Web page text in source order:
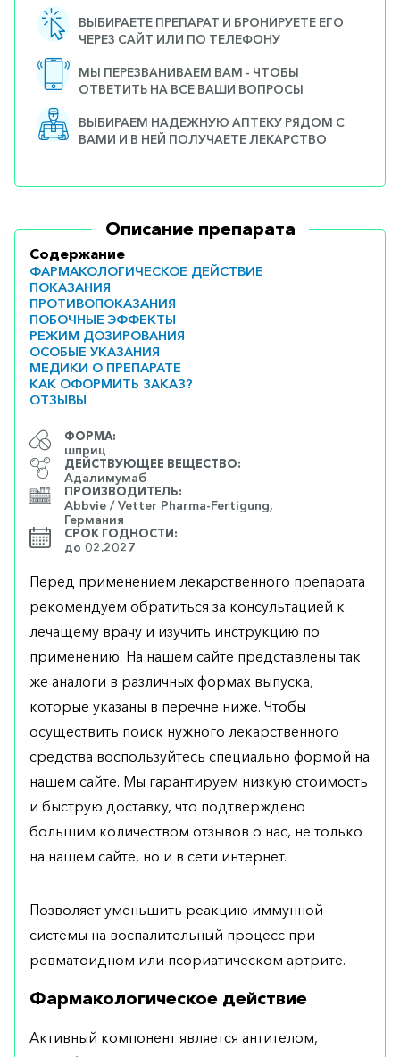
ВЫБИРАЕТЕ ПРЕПАРАТ И БРОНИРУЕТЕ ЕГО
ЧЕРЕЗ САЙТ ИЛИ ПО ТЕЛЕФОНУ
МЫ ПЕРЕЗВАНИВАЕМ ВАМ - ЧТОБЫ
ОТВЕТИТЬ НА ВСЕ ВАШИ ВОПРОСЫ
ВЫБИРАЕМ НАДЕЖНУЮ АПТЕКУ РЯДОМ С
ВАМИ И В НЕЙ ПОЛУЧАЕТЕ ЛЕКАРСТВО
Описание препарата
Содержание
ФАРМАКОЛОГИЧЕСКОЕ ДЕЙСТВИЕ
ПОКАЗАНИЯ
ПРОТИВОПОКАЗАНИЯ
ПОБОЧНЫЕ ЭФФЕКТЫ
РЕЖИМ ДОЗИРОВАНИЯ
ОСОБЫЕ УКАЗАНИЯ
МЕДИКИ О ПРЕПАРАТЕ
КАК ОФОРМИТЬ ЗАКАЗ?
ОТЗЫВЫ
ФОРМА:
шприц
ДЕЙСТВУЮЩЕЕ ВЕЩЕСТВО:
Адалимумаб
ПРОИЗВОДИТЕЛЬ:
Abbvie / Vetter Pharma-Fertigung,
Германия
СРОК ГОДНОСТИ:
до 02.2027
Перед применением лекарственного препарата
рекомендуем обратиться за консультацией к
лечащему врачу и изучить инструкцию по
применению. На нашем сайте представлены так
же аналоги в различных формах выпуска,
которые указаны в перечне ниже. Чтобы
осуществить поиск нужного лекарственного
средства воспользуйтесь специально формой на
нашем сайте. Мы гарантируем низкую стоимость
и быструю доставку, что подтверждено
большим количеством отзывов о нас, не только
на нашем сайте, но и в сети интернет.
Позволяет уменьшить реакцию иммунной
системы на воспалительный процесс при
ревматоидном или псориатическом артрите.
Фармакологическое действие
Активный компонент является антителом,